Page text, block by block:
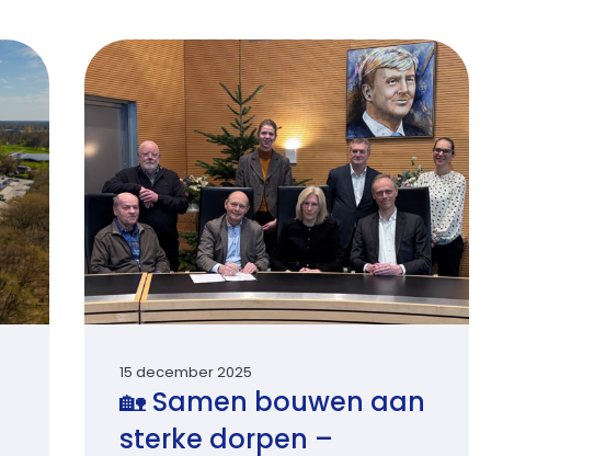
15 december 2025
🏡 Samen bouwen aan
sterke dorpen –